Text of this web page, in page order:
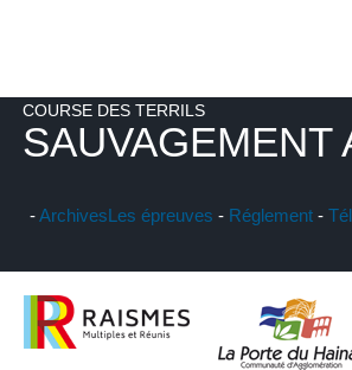
COURSE DES TERRILS
SAUVAGEMENT
-ArchivesLes épreuves - Réglement -